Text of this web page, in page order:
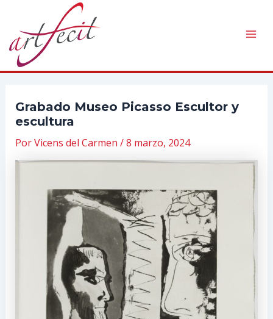
contenido
Grabado Museo Picasso Escultor y
escultura
PorVicens del Carmen /8 marzo, 2024